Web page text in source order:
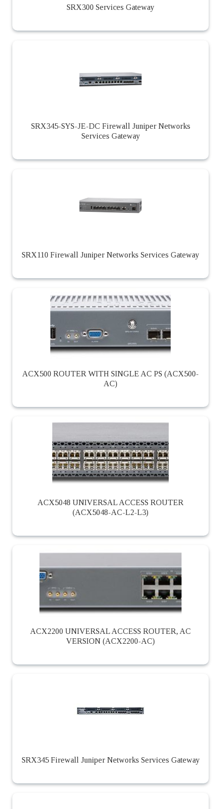
SRX300 Services Gateway
SRX345-SYS-JE-DC Firewall Juniper Networks
Services Gateway
SRX110 Firewall Juniper Networks Services Gateway
ACX500 ROUTER WITH SINGLE AC PS (ACX500-
AC)
ACX5048 UNIVERSAL ACCESS ROUTER
(ACX5048-AC-L2-L3)
ACX2200 UNIVERSAL ACCESS ROUTER, AC
VERSION (ACX2200-AC)
SRX345 Firewall Juniper Networks Services Gateway